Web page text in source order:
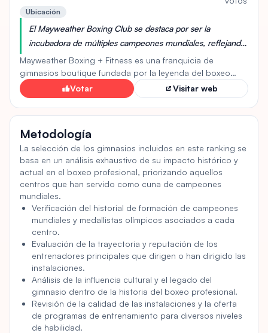
importante del legado boxístico de Detroit. Su impacto se
extiende más allá del boxeo, sirviendo como centro
comunitario y símbolo de resiliencia.
Ubicación
El Mayweather Boxing Club se destaca por ser la
incubadora de múltiples campeones mundiales, reflejando
la profunda experiencia y el legado de éxito de Floyd
Mayweather Jr. Su enfoque en la disciplina, la técnica y la
preparación rigurosa ha sido fundamental para forjar a
pugilistas de élite.
Mayweather Boxing + Fitness es una franquicia de
gimnasios boutique fundada por la leyenda del boxeo
Floyd Mayweather Jr. El gimnasio ofrece una experiencia
de entrenamiento única basada en los métodos de
entrenamiento patentados de Mayweather. Ofrece una
enfocadas en el acondicionamiento físico integral a través
de técnicas de boxeo. Los miembros también pueden
participar en sesiones de entrenamiento personal y
entrenamientos especializados no relacionados con el
boxeo, como MBody. El gimnasio busca crear un entorno
inclusivo para todos los niveles de condición física. La
franquicia cuenta con el respaldo de un sólido equipo
directivo, que incluye a James Williams como CEO y a
Burrel Lee Wilks III como vicepresidente. Con más de 100
ubicaciones, Mayweather Boxing + Fitness se está
expandiendo rápidamente por todo el país. Ofrece tanto
clases grupales como entrenamiento individual, lo que
garantiza que los miembros reciban atención y
entrenamiento personalizados. El gimnasio está equipado
con el equipo necesario, incluyendo guantes de boxeo y
vendas, lo que lo hace accesible tanto para principiantes
Votar Visitar web
Información del ranking
Metodología
La selección de los gimnasios incluidos en este ranking se
basa en un análisis exhaustivo de su impacto histórico y
actual en el boxeo profesional, priorizando aquellos
centros que han servido como cuna de campeones
mundiales.
Verificación del historial de formación de campeones
mundiales y medallistas olímpicos asociados a cada
centro.
Evaluación de la trayectoria y reputación de los
entrenadores principales que dirigen o han dirigido las
instalaciones.
Análisis de la influencia cultural y el legado del
gimnasio dentro de la historia del boxeo profesional.
Revisión de la calidad de las instalaciones y la oferta
de programas de entrenamiento para diversos niveles
de habilidad.